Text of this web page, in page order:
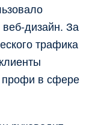
дизайн. За
трафика
профи в сфере